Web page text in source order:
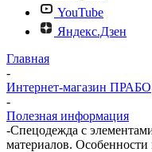
YouTube
Яндекс.Дзен
Главная
-
Интернет-магазин ПРАБО
-
Полезная информация
-Спецодежда с
материалов. Особенности